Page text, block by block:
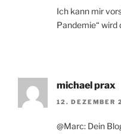
Ich kann mir
Pandemie“
michael prax
12. DEZEMBER
@Marc: Dein